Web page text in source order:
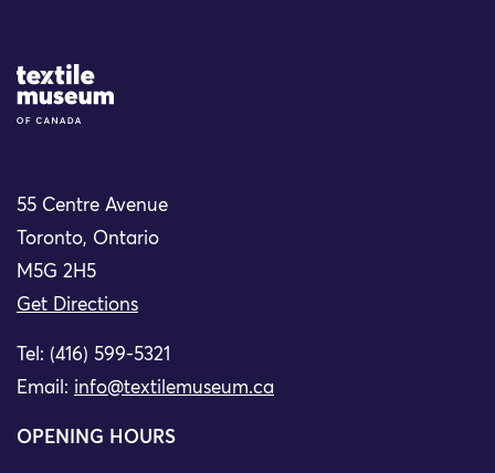
Site Logo
55 Centre Avenue
Toronto, Ontario
M5G 2H5
Get Directions
Tel: (416) 599-5321
Email: info@textilemuseum.ca
OPENING HOURS